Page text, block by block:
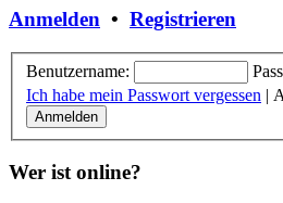
Anmelden • Registrieren
Benutzername:
Ich habe mein Passwort vergessen |
Wer ist online?